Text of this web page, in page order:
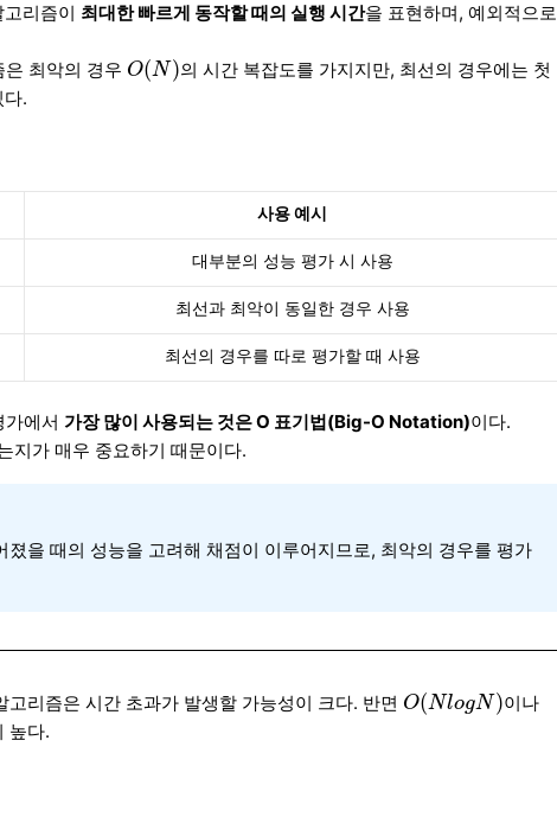
리즘이 최대한 빠르게 동작할 때의 실행 시간을 표현하며, 예외적으로
최악의 경우 O(N)
O(N) 의 시간 복잡도를 가지지만, 최선의 경우에는 첫
다.
사용 예시
대부분의 성능 평가 시 사용
최선과 최악이 동일한 경우 사용
최선의 경우를 따로 평가할 때 사용
에서 가장 많이 사용되는 것은 O 표기법(Big-O Notation)이다.
지가 매우 중요하기 때문이다.
을 때의 성능을 고려해 채점이 이루어지므로, 최악의 경우를 평가
고리즘은 시간 초과가 발생할 가능성이 크다. 반면 O(NlogN)
O(Nlo N) 이나
높다.